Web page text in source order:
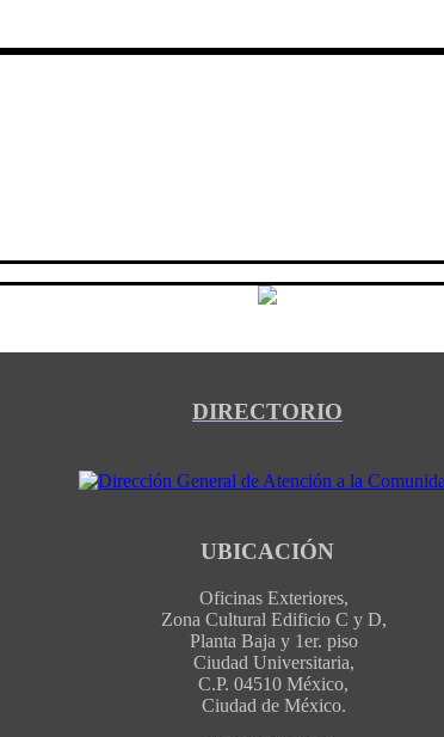
DIRECTORIO
UBICACIÓN
Oficinas Exteriores,
Zona Cultural Edificio C y D,
Planta Baja y 1er. piso
Ciudad Universitaria,
C.P. 04510 México,
Ciudad de México.